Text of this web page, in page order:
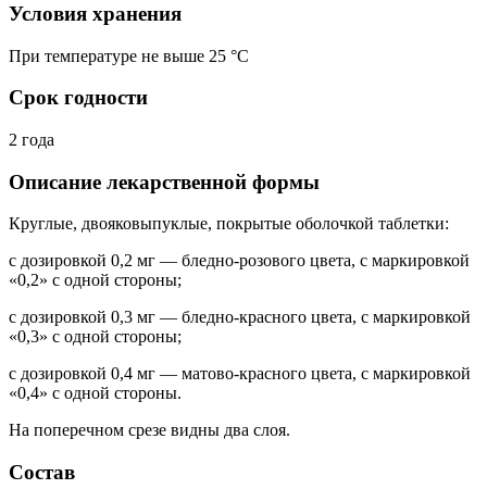
Условия хранения
При температуре не выше 25 °C
Срок годности
2 года
Описание лекарственной формы
Круглые, двояковыпуклые, покрытые оболочкой таблетки:
с дозировкой 0,2 мг — бледно-розового цвета, с маркировкой
«0,2» с одной стороны;
с дозировкой 0,3 мг — бледно-красного цвета, с маркировкой
«0,3» с одной стороны;
с дозировкой 0,4 мг — матово-красного цвета, с маркировкой
«0,4» с одной стороны.
На поперечном срезе видны два слоя.
Состав